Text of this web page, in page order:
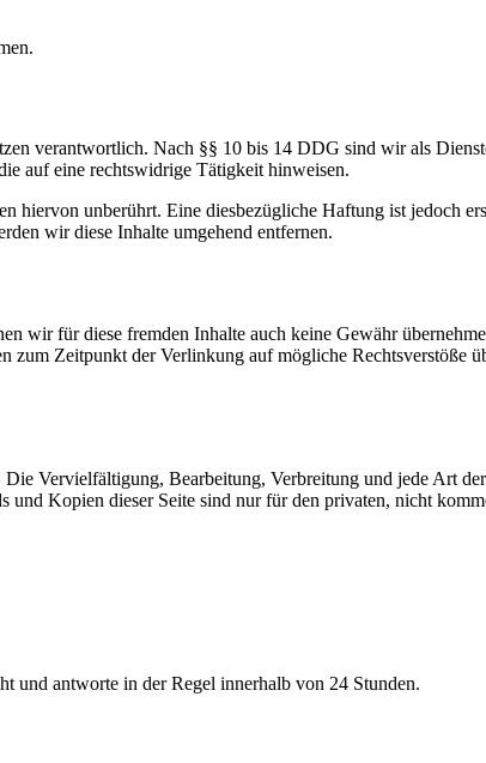
verantwortlich. Nach §§ 10 bis 14 DDG sind wir als
auf eine rechtswidrige Tätigkeit hinweisen.
hiervon unberührt. Eine diesbezügliche Haftung ist jedoch
wir diese Inhalte umgehend entfernen.
wir für diese fremden Inhalte auch keine Gewähr
Zeitpunkt der Verlinkung auf mögliche Rechtsverstöße
Vervielfältigung, Bearbeitung, Verbreitung und jede Art
Kopien dieser Seite sind nur für den privaten, nicht
und antworte in der Regel innerhalb von 24 Stunden.